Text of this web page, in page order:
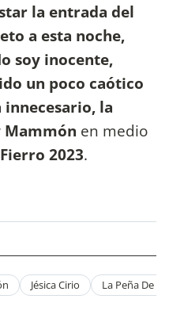
la entrada del
a esta noche,
soy inocente,
un poco caótico
innecesario, la
Mammón en medio
2023.
Jésica Cirio La Peña De